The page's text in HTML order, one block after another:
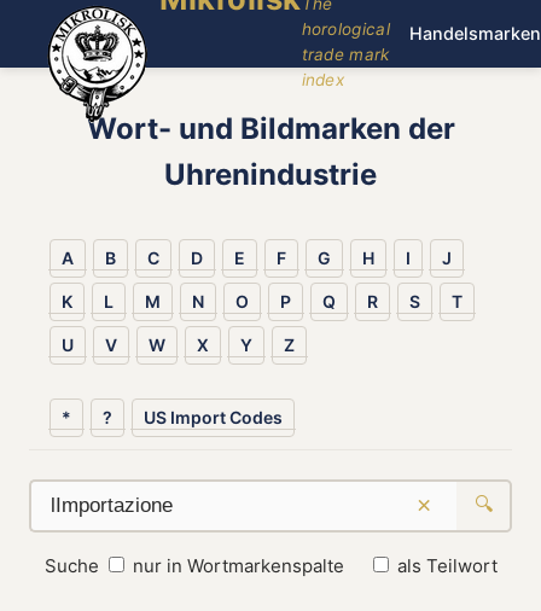
horological
trade mark
index
Handelsmarken
Wort- und Bildmarken der
Uhrenindustrie
A B C D E F G H I J
K L M N O P Q R S T
U V W X Y Z
* ? US Import Codes
× 🔍
Suche nur in Wortmarkenspalte als Teilwort